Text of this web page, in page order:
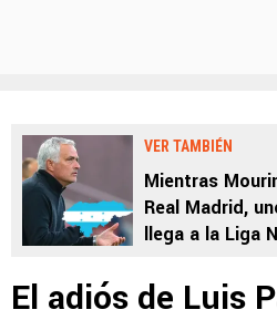
VER TAMBIÉN
Mientras
Real Madrid,
llega a la Liga
El adiós de Luis